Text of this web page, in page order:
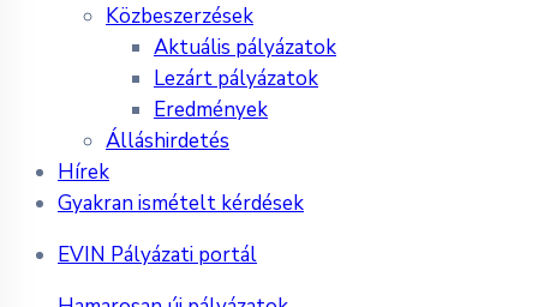
Közbeszerzések
Aktuális pályázatok
Lezárt pályázatok
Eredmények
Álláshirdetés
Hírek
Gyakran ismételt kérdések
EVIN Pályázati portál